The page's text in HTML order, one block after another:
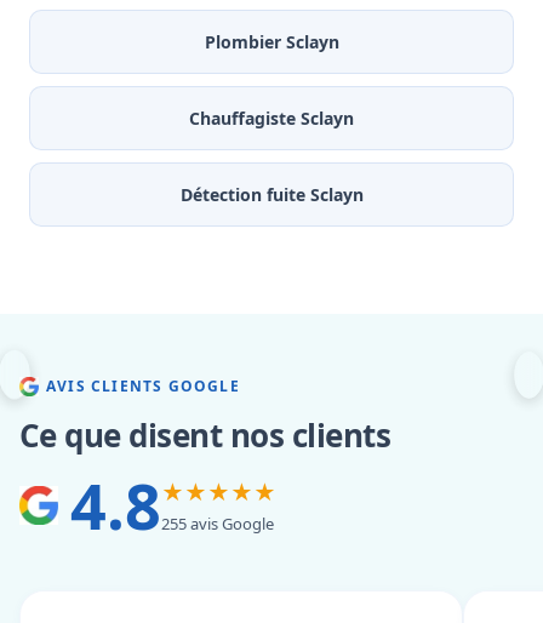
Plombier Sclayn
Chauffagiste Sclayn
Détection fuite Sclayn
AVIS CLIENTS GOOGLE
Ce que disent nos clients
4.8★★★★★
255 avis Google